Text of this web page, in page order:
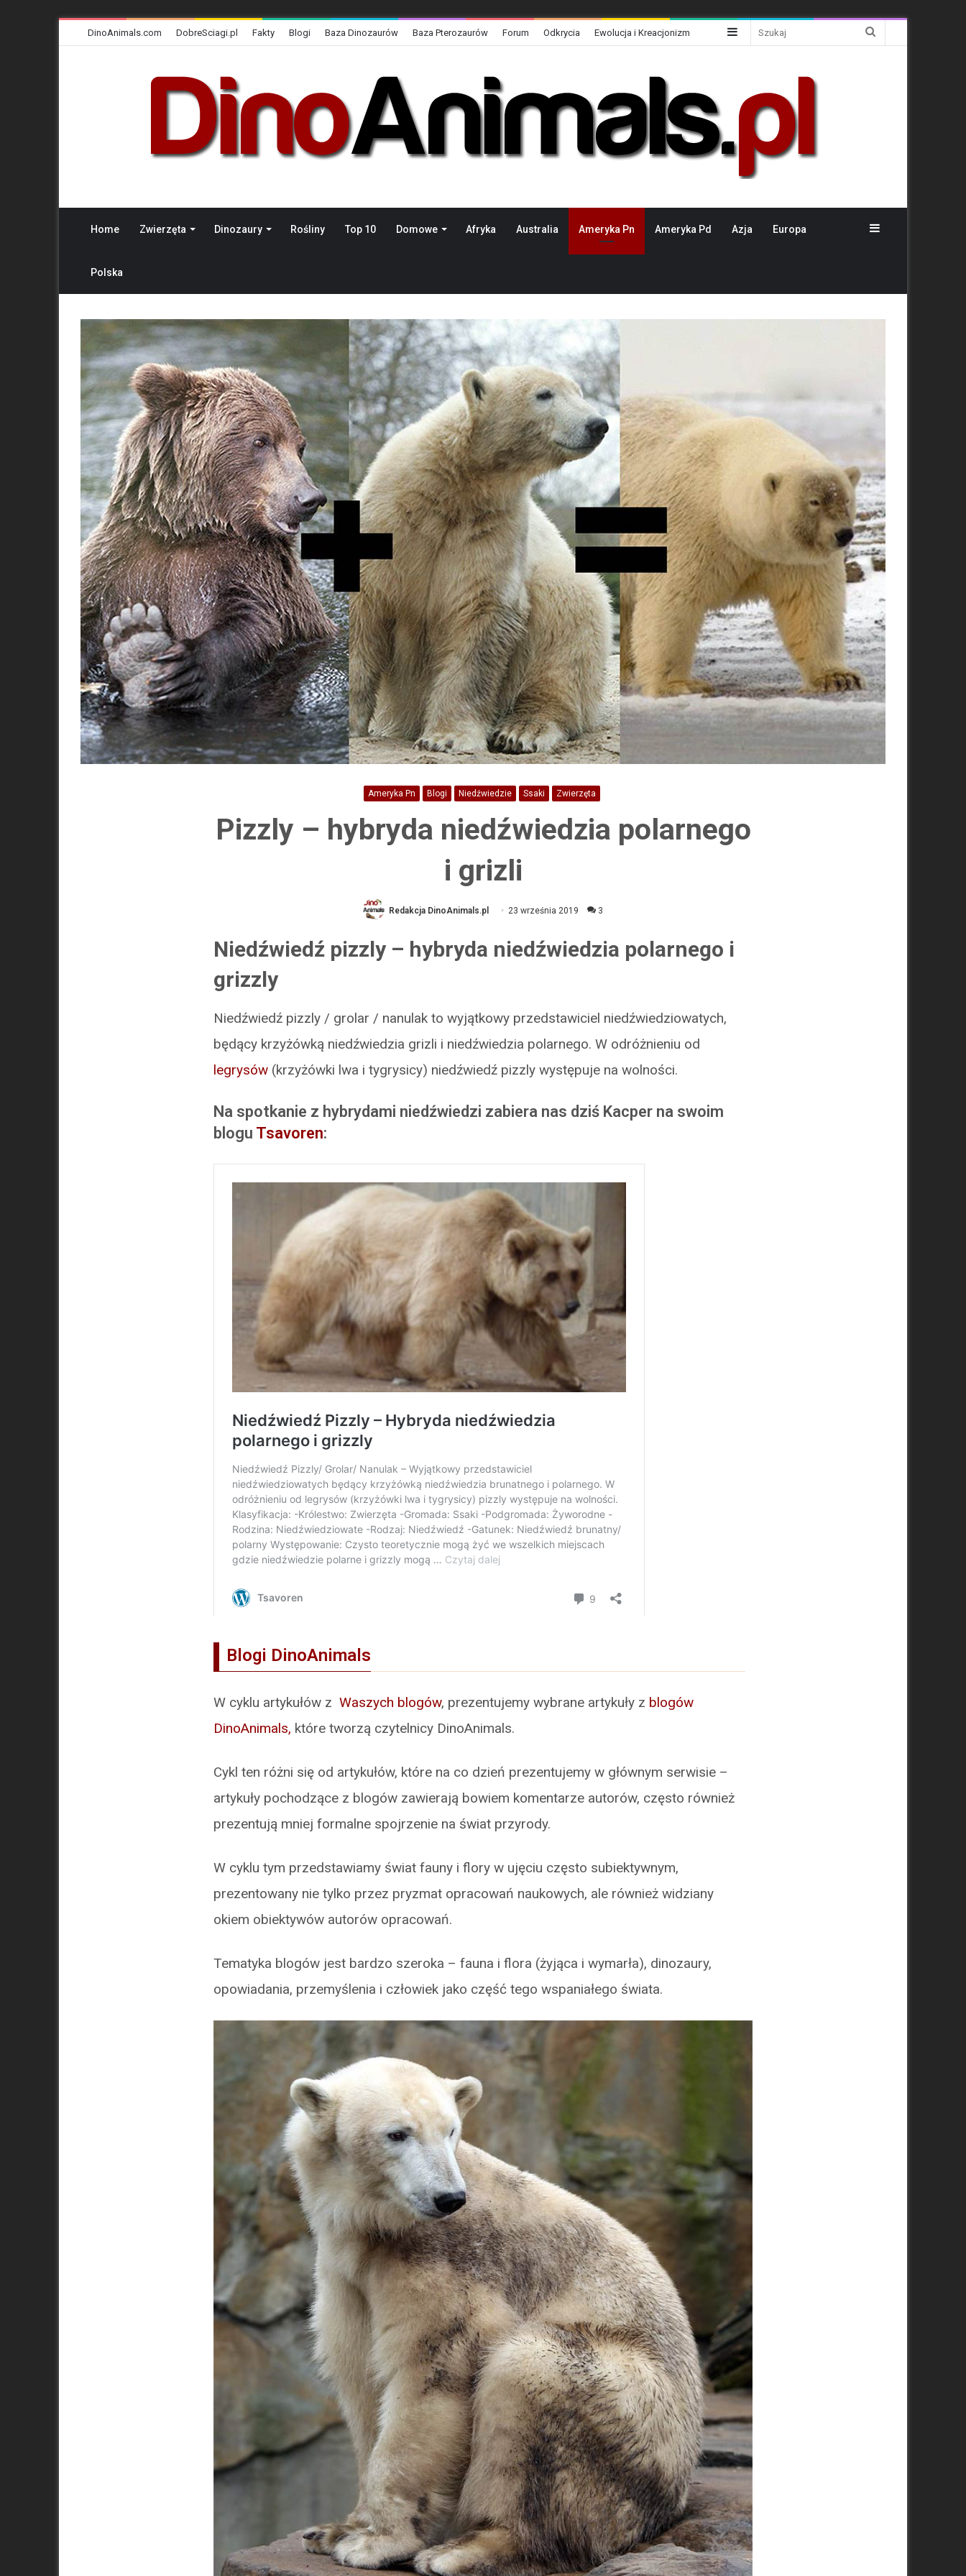
DinoAnimals.com DobreSciagi.pl Fakty Blogi Baza Dinozaurów Baza Pterozaurów Forum Odkrycia Ewolucja i Kreacjonizm Sidebar
Home Zwierzęta Dinozaury Rośliny Top 10 Domowe Afryka Australia Ameryka Pn Ameryka Pd Azja Europa
Polska
Sidebar
Ameryka Pn Blogi Niedźwiedzie Ssaki Zwierzęta
Pizzly – hybryda niedźwiedzia polarnego
i grizli
Redakcja DinoAnimals.pl 23 września 2019 3
Niedźwiedź pizzly – hybryda niedźwiedzia polarnego i
grizzly
Niedźwiedź pizzly / grolar / nanulak to wyjątkowy przedstawiciel niedźwiedziowatych,
będący krzyżówką niedźwiedzia grizli i niedźwiedzia polarnego. W odróżnieniu od
legrysów (krzyżówki lwa i tygrysicy) niedźwiedź pizzly występuje na wolności.
Na spotkanie z hybrydami niedźwiedzi zabiera nas dziś Kacper na swoim
blogu Tsavoren:
Blogi DinoAnimals
W cyklu artykułów z Waszych blogów, prezentujemy wybrane artykuły z blogów
DinoAnimals, które tworzą czytelnicy DinoAnimals.
Cykl ten różni się od artykułów, które na co dzień prezentujemy w głównym serwisie –
artykuły pochodzące z blogów zawierają bowiem komentarze autorów, często również
prezentują mniej formalne spojrzenie na świat przyrody.
W cyklu tym przedstawiamy świat fauny i flory w ujęciu często subiektywnym,
prezentowany nie tylko przez pryzmat opracowań naukowych, ale również widziany
okiem obiektywów autorów opracowań.
Tematyka blogów jest bardzo szeroka – fauna i flora (żyjąca i wymarła), dinozaury,
opowiadania, przemyślenia i człowiek jako część tego wspaniałego świata.